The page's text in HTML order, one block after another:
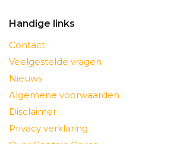
Handige links
Contact
Veelgestelde vragen
Nieuws
Algemene voorwaarden
Disclaimer
Privacy verklaring